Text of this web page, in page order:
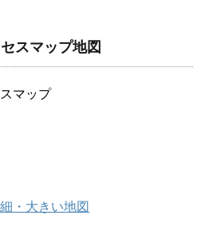
スマップ地図
・大きい地図